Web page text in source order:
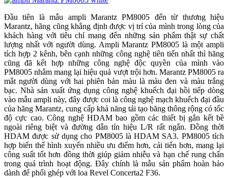
Đầu tiên là mẫu ampli Marantz PM8005 đến từ thương hiệu
Marantz, hãng cũng khẳng định được vị trí của mình trong lòng của
khách hàng với tiêu chí mang đến những sản phẩm thật sự chất
lượng nhất với người dùng. Ampli Marantz PM8005 là một ampli
tích hợp 2 kênh, bên cạnh những công nghệ tiên tiến nhất thì hãng
cũng đã kết hợp những công nghệ độc quyền của mình vào
PM8005 nhằm mang lại hiệu quả vượt trội hơn. Marantz PM8005 ra
mắt người dùng với hai phiên bản màu là màu đen và màu trắng
bạc. Nhà sản xuất ứng dụng công nghệ khuếch đại hồi tiếp dòng
vào mẫu ampli này, đây được coi là công nghệ mạch khuếch đại đầu
của hãng Marantz, cung cấp khả năng tái tạo băng thông rộng có tốc
độ cực cao. Công nghệ HDAM bao gồm các thiết bị gắn kết bề
ngoài riêng biệt và đường dẫn tín hiệu L/R rất ngắn. Đồng thời
HDAM được sử dụng cho PM8005 là HDAM SA3. PM8005 tích
hợp biến thể hình xuyến nhiều ưu điểm hơn, cải tiến hơn, mang lại
công suất tốt hơn đồng thời giúp giảm nhiễu và hạn chế rung chấn
trong quá trình hoạt động. Đây chính là mẫu sản phẩm hoàn hảo
dành để phối ghép với loa Revel Concerta2 F36.